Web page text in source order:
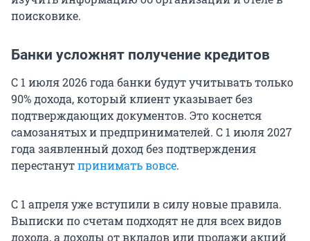
поисковике.
Банки усложнят получение кредитов
С 1 июля 2026 года банки будут учитывать только
90% дохода, который клиент указывает без
подтверждающих документов. Это коснется
самозанятых и предпринимателей. С 1 июля 2027
года заявленный доход без подтверждения
перестанутпринимать вовсе.
С 1 апреля уже вступили в силу новые правила.
Выписки по счетам подходят не для всех видов
дохода, а доходы от вкладов или продажи акций